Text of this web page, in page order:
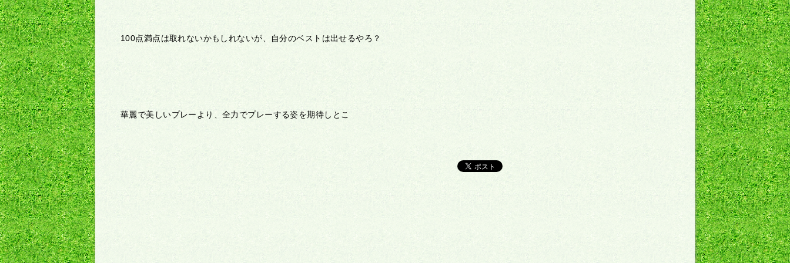
100点満点は取れないかもしれないが、自分のベストは出せるやろ？
華麗で美しいプレーより、全力でプレーする姿を期待しとこ